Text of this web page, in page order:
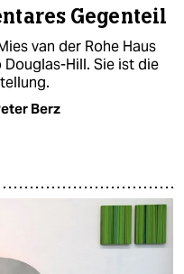
Gegenteil
van der Rohe Haus
Hill. Sie ist die
Berz